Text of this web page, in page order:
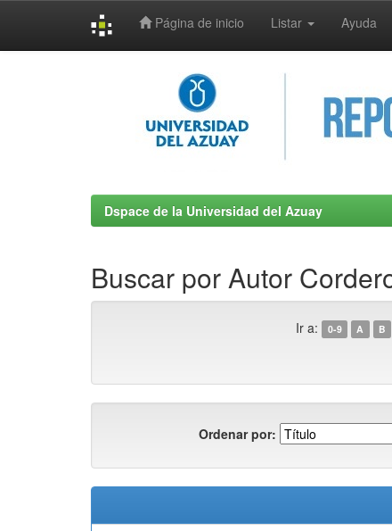
Página de inicio Listar Ayuda
Dspace de la Universidad del Azuay
Buscar por Autor
Ir a: 0-9 A B
Ordenar por: